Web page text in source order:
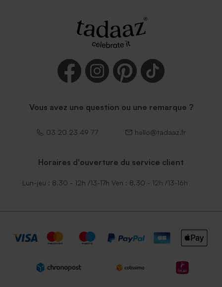
Vous avez une question ou une remarque ?
03 20 23 49 77 hello@tadaaz.fr
Horaires d'ouverture du service client
Lun-jeu : 8.30 - 12h /13-17h Ven : 8.30 - 12h /13-16h